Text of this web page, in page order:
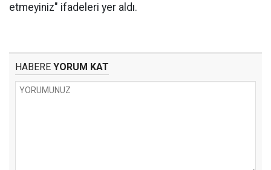
etmeyiniz" ifadeleri yer aldı.
HABERE YORUM KAT